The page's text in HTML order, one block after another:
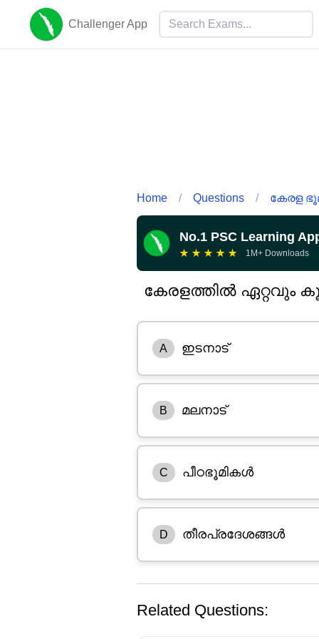
Challenger App
Home / Questions / കേരള
No.1 PSC Learning
★ ★ ★ ★ ★ 1M+ Downloads
കേരളത്തിൽ ഏറ്റവും
A ഇടനാട്
B മലനാട്
C പീഠഭൂമികൾ
D തീരപ്രദേശങ്ങൾ
Related Questions: